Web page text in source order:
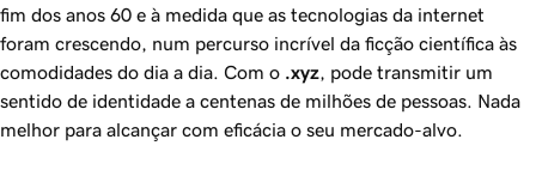
fim dos anos 60 e à medida que as tecnologias da internet
foram crescendo, num percurso incrível da ficção científica às
comodidades do dia a dia. Com o .xyz , pode transmitir um
sentido de identidade a centenas de milhões de pessoas. Nada
melhor para alcançar com eficácia o seu mercado-alvo.